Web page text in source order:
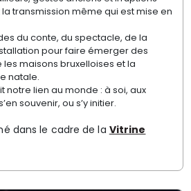
transmission même qui est mise en
du conte, du spectacle, de la
pour faire émerger des
maisons bruxelloises et la
natale.
notre lien au monde : à soi, aux
souvenir, ou s’y initier.
dans le cadre de la Vitrine